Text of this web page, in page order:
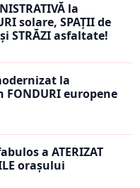
la
solare, SPAȚII de
STRĂZI asfaltate!
la
europene
a ATERIZAT
orașului